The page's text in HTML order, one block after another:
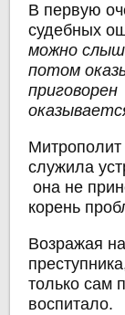
В первую
судебных
можно
потом
приговорен
служила
она не
корень
Возражая
только сам
воспитало.